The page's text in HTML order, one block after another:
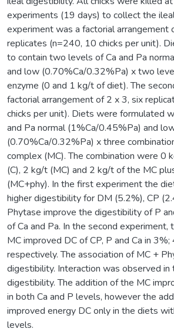
experiments (19 days) to collect the
experiment was a factorial arrangement
replicates (n=240, 10 chicks per unit).
to contain two levels of Ca and Pa
and low (0.70%Ca/0.32%Pa) x two
enzyme (0 and 1 kg/t of diet). The
factorial arrangement of 2 x 3, six
chicks per unit). Diets were formulated
and Pa normal (1%Ca/0.45%Pa) and
(0.70%Ca/0.32%Pa) x three
complex (MC). The combination were 0
(C), 2 kg/t (MC) and 2 kg/t of the MC
(MC+phy). In the first experiment the
higher digestibility for DM (5.2%), CP
Phytase improve the digestibility of P
of Ca and Pa. In the second experiment,
MC improved DC of CP, P and Ca in
respectively. The association of MC +
digestibility. Interaction was observed in
digestibility. The addition of the MC
in both Ca and P levels, however the
improved energy DC only in the diets
levels.